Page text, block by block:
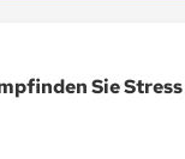
Sie Stress